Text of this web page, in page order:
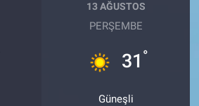
13 AĞUSTOS
PERŞEMBE
31 °
Güneşli